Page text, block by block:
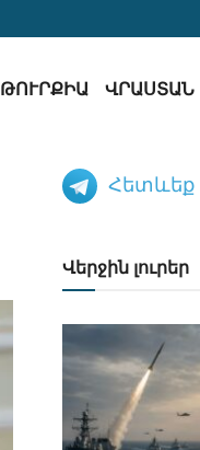
ԹՈՒՐՔԻԱ ՎՐԱՍՏԱՆ
Հետևեք
Վերջին լուրեր